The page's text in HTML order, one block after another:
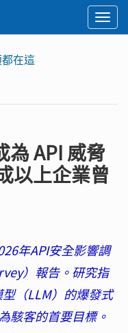
在這
為 API 威脅
以上企業曾
年API安全影響調
）報告。研究指
（LLM）的爆發式
駭客的首要目標。